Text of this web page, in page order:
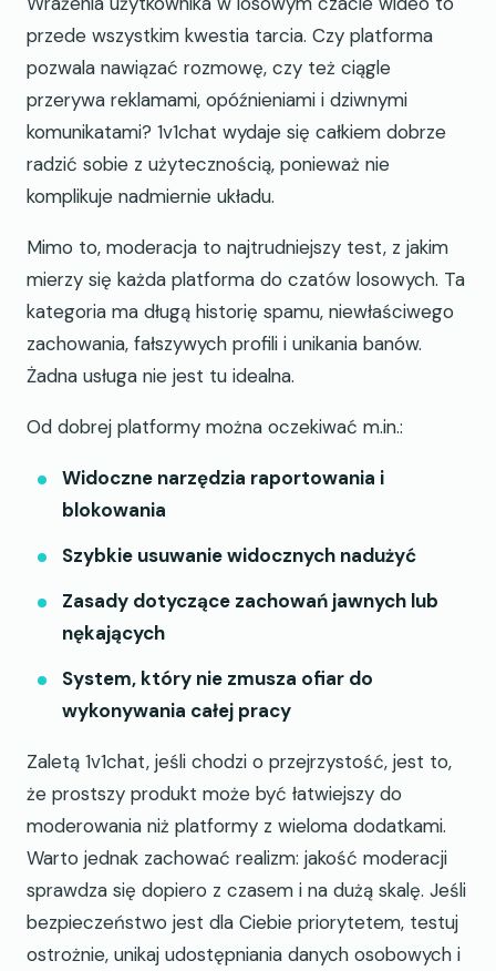
przede wszystkim kwestia tarcia. Czy platforma
pozwala nawiązać rozmowę, czy też ciągle
przerywa reklamami, opóźnieniami i dziwnymi
komunikatami? 1v1chat wydaje się całkiem dobrze
radzić sobie z użytecznością, ponieważ nie
komplikuje nadmiernie układu.
Mimo to, moderacja to najtrudniejszy test, z jakim
mierzy się każda platforma do czatów losowych. Ta
kategoria ma długą historię spamu, niewłaściwego
zachowania, fałszywych profili i unikania banów.
Żadna usługa nie jest tu idealna.
Od dobrej platformy można oczekiwać m.in.:
Widoczne narzędzia raportowania i
blokowania
Szybkie usuwanie widocznych nadużyć
Zasady dotyczące zachowań jawnych lub
nękających
System, który nie zmusza ofiar do
wykonywania całej pracy
Zaletą 1v1chat, jeśli chodzi o przejrzystość, jest to,
że prostszy produkt może być łatwiejszy do
moderowania niż platformy z wieloma dodatkami.
Warto jednak zachować realizm: jakość moderacji
sprawdza się dopiero z czasem i na dużą skalę. Jeśli
bezpieczeństwo jest dla Ciebie priorytetem, testuj
ostrożnie, unikaj udostępniania danych osobowych i